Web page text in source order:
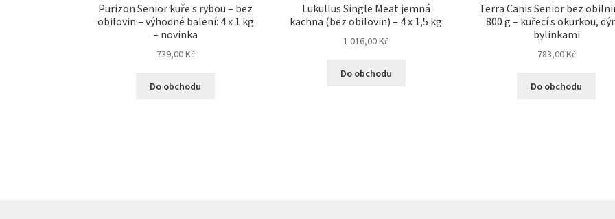
Purizon Senior kuře s rybou – bez
obilovin – výhodné balení: 4 x 1 kg
– novinka
739,00Kč
Do obchodu
Lukullus Single Meat jemná
kachna (bez obilovin) – 4 x 1,5 kg
1 016,00Kč
Do obchodu
Terra Canis Senior bez
800 g – kuřecí s okurkou,
bylinkami
783,00Kč
Do obchodu